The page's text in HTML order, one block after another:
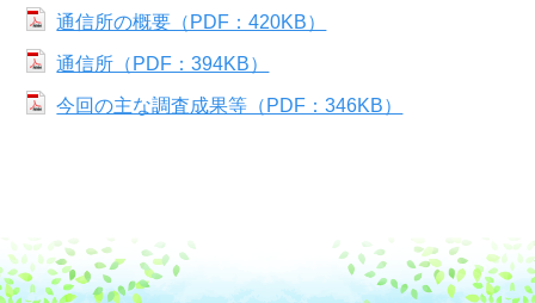
通信所の概要（PDF：420KB）
通信所（PDF：394KB）
今回の主な調査成果等（PDF：346KB）